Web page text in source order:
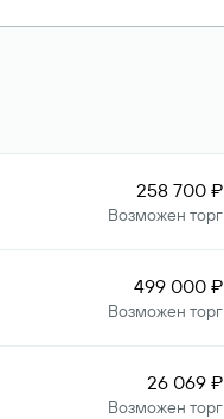
258 700 ₽
Возможен торг
499 000 ₽
Возможен торг
26 069 ₽
Возможен торг